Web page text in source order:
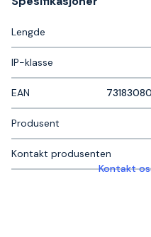
Lengde
IP-klasse
EAN
Produsent
Kontakt produsenten
Kontakt